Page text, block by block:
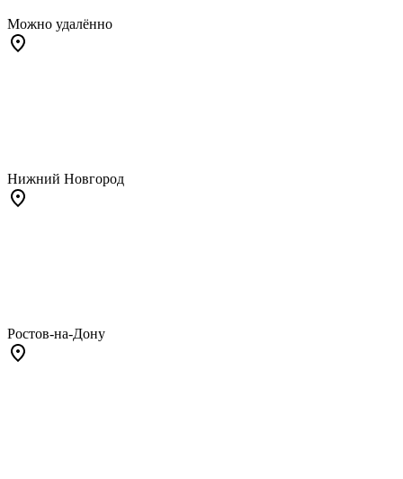
Можно удалённо
Нижний Новгород
Ростов-на-Дону